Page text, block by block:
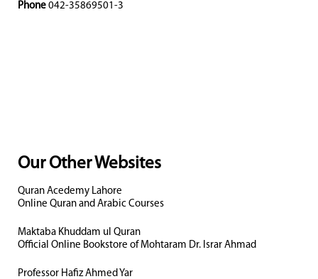
Phone 042-35869501-3
Our Other Websites
Quran Acedemy Lahore
Online Quran and Arabic Courses
Maktaba Khuddam ul Quran
Official Online Bookstore of Mohtaram Dr. Israr Ahmad
Professor Hafiz Ahmed Yar